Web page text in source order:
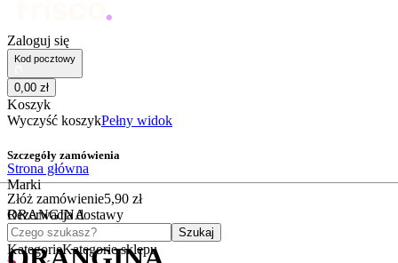
Zaloguj się
Kod pocztowy
0,00 zł
Koszyk
Wyczyść koszykPełny widok
Szczegóły zamówienia
Złóż zamówienie5,90 zł
Rezerwacja dostawy
Czego szukasz?
Szukaj
KategorieKategorie sklepu
Strona główna
Marki
ORANGINA